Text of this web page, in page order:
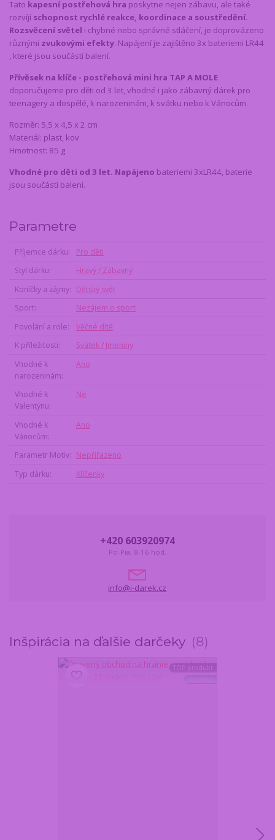
Tato kapesní postřehová hra poskytne nejen zábavu, ale také
rozvíjí schopnost rychlé reakce, koordinace a soustředění.
Rozsvěcení světel i chybné nebo správné stláčení, je doprovázeno
různými zvukovými efekty. Napájení je zajištěno 3x bateriemi LR44
, které jsou součástí balení.
Přívěsek na klíče - postřehová mini hra TAP A MOLE
doporučujeme pro děti od 3 let, vhodné i jako zábavný dárek pro
teenagery a dospělé, k narozeninám, k svátku nebo k Vánocům.
Rozměr: 5,5 x 4,5 x 2 cm
Materiál: plast, kov
Hmotnost: 85 g
Vhodné pro děti od 3 let. Napájeno bateriemi 3xLR44, baterie
jsou součástí balení.
Parametre
Příjemce dárku
Pro děti
Styl dárku
Hravý / Zábavný
Koníčky a zájmy
Dětský svět
Sport
Nezájem o sport
Povolání a role
Věčné dítě
K příležitosti
Svátek / Jmeniny
Vhodné k
narozeninám
Ano
Vhodné k
Valentýnu
Ne
Vhodné k
Vánocům
Ano
Parametr Motiv
Nepřiřazeno
Typ dárku
Klíčenky
+420 603920974
Po-Pia, 8-16 hod.
info@i-darek.cz
Inšpirácia na ďalšie darčeky 8
TOP produkt